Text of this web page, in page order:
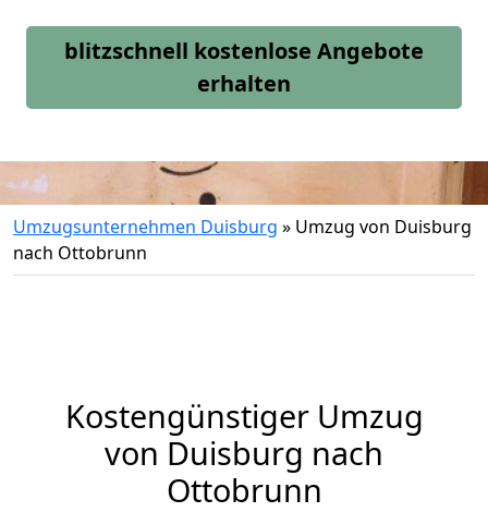
blitzschnell kostenlose Angebote
erhalten
Umzugsunternehmen Duisburg » Umzug von Duisburg
nach Ottobrunn
Kostengünstiger Umzug
von Duisburg nach
Ottobrunn